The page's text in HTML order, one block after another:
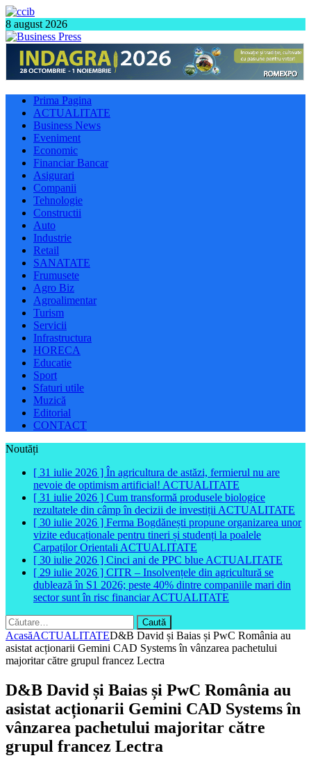
8 august 2026
Prima Pagina
ACTUALITATE
Business News
Eveniment
Economic
Financiar Bancar
Asigurari
Companii
Tehnologie
Constructii
Auto
Industrie
Retail
SANATATE
Frumusete
Agro Biz
Agroalimentar
Turism
Servicii
Infrastructura
HORECA
Educatie
Sport
Sfaturi utile
Muzică
Editorial
CONTACT
Noutăți
[ 31 iulie 2026 ] În agricultura de astăzi, fermierul nu are
nevoie de optimism artificial! ACTUALITATE
[ 31 iulie 2026 ] Cum transformă produsele biologice
rezultatele din câmp în decizii de investiții ACTUALITATE
[ 30 iulie 2026 ] Ferma Bogdănești propune organizarea unor
vizite educaționale pentru tineri și studenți la poalele
Carpaților Orientali ACTUALITATE
[ 30 iulie 2026 ] Cinci ani de PPC blue ACTUALITATE
[ 29 iulie 2026 ] CITR – Insolvențele din agricultură se
dublează în S1 2026; peste 40% dintre companiile mari din
sector sunt în risc financiarACTUALITATE
Caută
după:
AcasăACTUALITATED&B David și Baias și PwC România au
asistat acționarii Gemini CAD Systems în vânzarea pachetului
majoritar către grupul francez Lectra
D&B David și Baias și PwC România au
asistat acționarii Gemini CAD Systems în
vânzarea pachetului majoritar către
grupul francez Lectra